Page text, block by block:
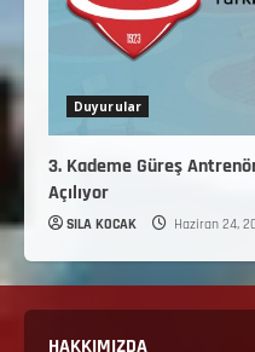
Duyurular
3. Kademe Güreş
Açılıyor
SILA KOCAK Haziran 24,
HAKKIMIZDA